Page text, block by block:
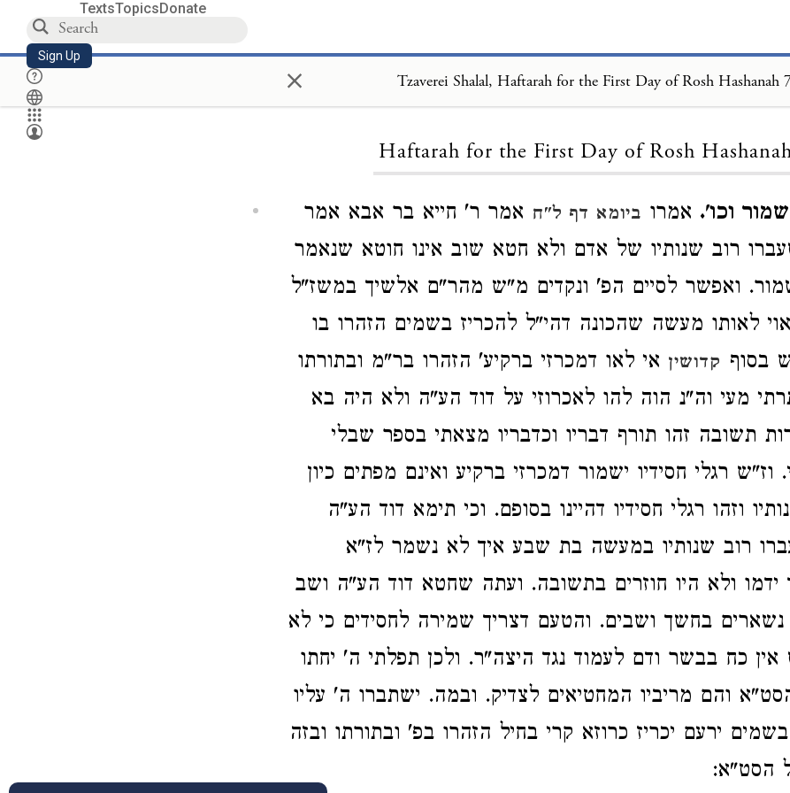
TextsTopicsDonate
Sign Up × Tzaverei Shalal, Haftarah for the First Day of Rosh Hashanah
Haftarah for the First Day of Rosh
וכו'. אמרו ביומא דף ל"ח אמר ר' חייא בר אבא אמר
שעברו רוב שנותיו של אדם ולא חטא שוב אינו חוטא שנאמר
ואפשר לסיים הפ' ונקדים מ"ש מהר"ם אלשיך במשז"ל
לאותו מעשה שהכונה דהי"ל להכריז בשמים הזהרו בו
בסוף קדושין אי לאו דמכרזי ברקיע' הזהרו בר"מ ובתורתו
מעי וה"נ הוה להו לאכרוזי על דוד הע"ה ולא היה בא
תשובה זהו תורף דבריו וכדבריו מצאתי בספר שבלי
רגלי חסידיו ישמור דמכרזי ברקיע ואינם מפתים כיון
וזהו רגלי חסידיו דהיינו בסופם. וכי תימא דוד הע"ה
רוב שנותיו במעשה בת שבע איך לא נשמר לז"א
ולא היו חוזרים בתשובה. ועתה שחטא דוד הע"ה ושב
בחשך ושבים. והטעם דצריך שמירה לחסידים כי לא
כח בבשר ודם לעמוד נגד היצה"ר. ולכן תפלתי ה' יחתו
והם מריביו המחטיאים לצדיק. ובמה. ישתברו ה' עליו
ירעם יכריז כרוזא קרי בחיל הזהרו בפ' ובתורתו ובזה
הסט"א: